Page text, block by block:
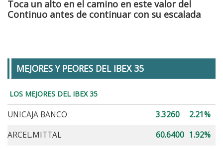
Toca un alto en el camino en este valor del
Continuo antes de continuar con su escalada
MEJORES Y PEORES DEL IBEX 35
LOS MEJORES DEL IBEX 35
UNICAJA BANCO 3.3260
2.21%
ARCEL.MITTAL
60.6400 1.92%